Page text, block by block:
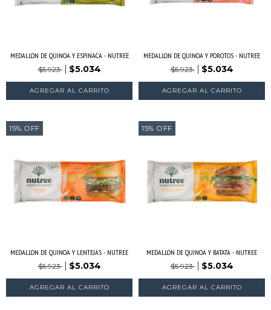
MEDALLON DE QUINOA Y ESPINACA - NUTREE
$5.923
$5.034
MEDALLON DE QUINOA Y POROTOS - NUTREE
$5.923
$5.034
15% OFF
MEDALLON DE QUINOA Y LENTEJAS - NUTREE
$5.923
$5.034
15% OFF
MEDALLON DE QUINOA Y BATATA - NUTREE
$5.923
$5.034